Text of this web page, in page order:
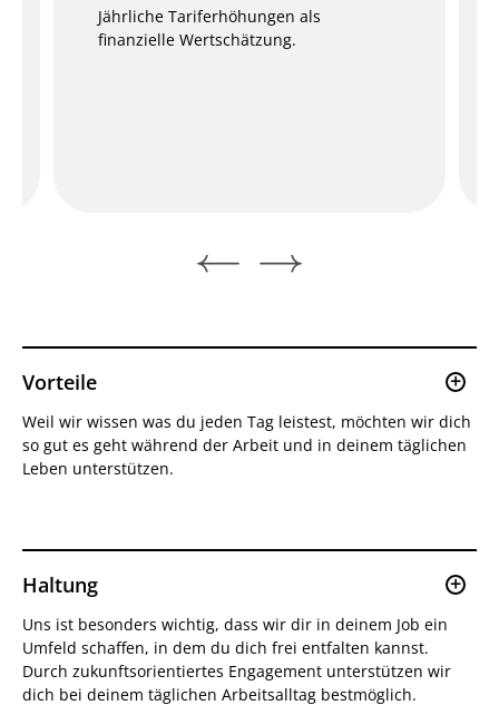
Jährliche Tariferhöhungen als
finanzielle Wertschätzung.
Vorteile
Weil wir wissen was du jeden Tag leistest, möchten wir dich
so gut es geht während der Arbeit und in deinem täglichen
Leben unterstützen.
Attraktive Einspringprämie als
Anerkennung für Flexibilität.
Haltung
Uns ist besonders wichtig, dass wir dir in deinem Job ein
Umfeld schaffen, in dem du dich frei entfalten kannst.
Durch zukunftsorientiertes Engagement unterstützen wir
dich bei deinem täglichen Arbeitsalltag bestmöglich.